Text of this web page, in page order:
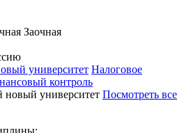
Заочная
университет Налоговое
контроль
Посмотреть все